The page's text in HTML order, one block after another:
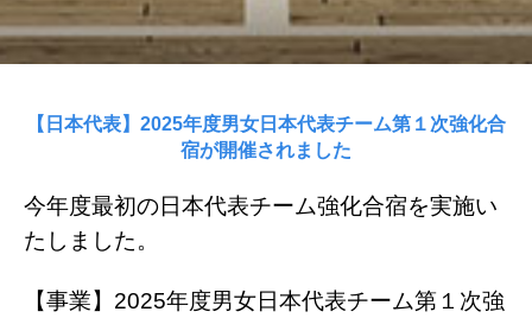
【日本代表】2025年度男女日本代表チーム第１次強化合
宿が開催されました
今年度最初の日本代表チーム強化合宿を実施い
たしました。
【事業】2025年度男女日本代表チーム第１次強